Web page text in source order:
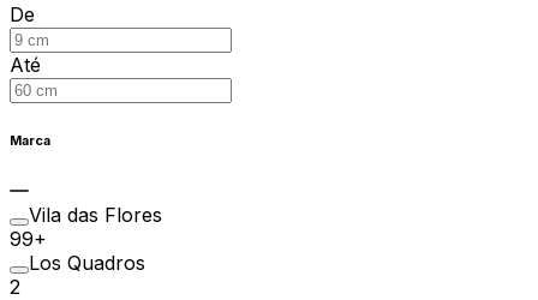
De
Até
Marca
Vila das Flores
99+
Los Quadros
2